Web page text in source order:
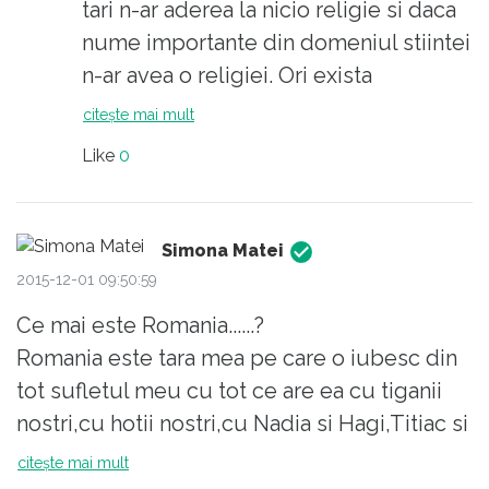
mult peste mintea noastra de muritori
pacatosi. Ca daca pe noi nu ne duce capul,
asta e dovada suprema ca e dincolo de
capacitatea oricarui om. Tara mea e tara care
complace in cutume, care nu isi pune
intrebari, care huleste si ia peste picior orice
e progresist.
tari n-ar aderea la nicio religie si daca
nume importante din domeniul stiintei
n-ar avea o religiei. Ori exista
numeroase persoane care au o religie
citește mai mult
Like 0
Simona Matei
2015-12-01 09:50:59
Ce mai este Romania......?
Romania este tara mea pe care o iubesc din
tot sufletul meu cu tot ce are ea cu tiganii
nostri,cu hotii nostri,cu Nadia si Hagi,Titiac si
Nastase,Brancusi si Brancoveanu si alti
citește mai mult